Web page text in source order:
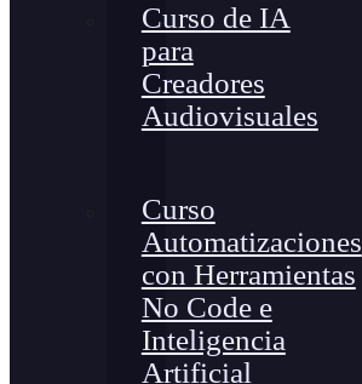
Curso de IA
para
Creadores
Audiovisuales
Curso
Automatizaciones
con Herramientas
No Code e
Inteligencia
Artificial